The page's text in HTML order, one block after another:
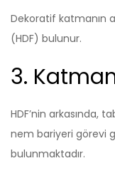
Dekoratif katmanın
(HDF) bulunur.
3.
HDF’nin arkasında,
nem bariyeri görevi
bulunmaktadır.